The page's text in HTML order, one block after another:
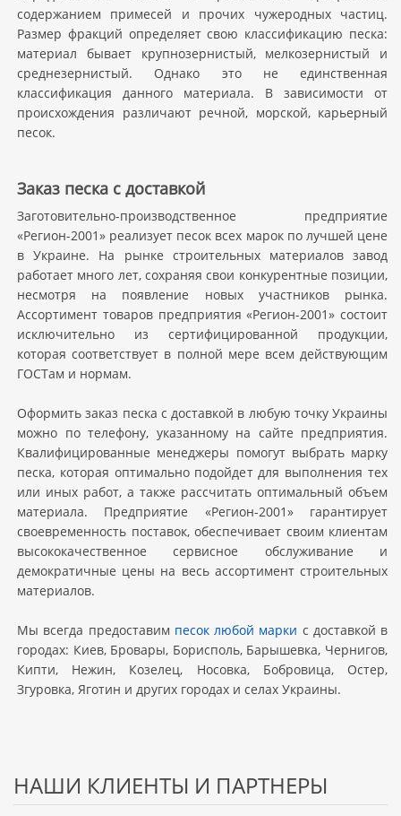
содержанием примесей и прочих чужеродных частиц.
Размер фракций определяет свою классификацию песка:
материал бывает крупнозернистый, мелкозернистый и
среднезернистый. Однако это не единственная
классификация данного материала. В зависимости от
происхождения различают речной, морской, карьерный
песок.
Заказ песка с доставкой
Заготовительно-производственное предприятие
«Регион-2001» реализует песок всех марок по лучшей цене
в Украине. На рынке строительных материалов завод
работает много лет, сохраняя свои конкурентные позиции,
несмотря на появление новых участников рынка.
Ассортимент товаров предприятия «Регион-2001» состоит
исключительно из сертифицированной продукции,
которая соответствует в полной мере всем действующим
ГОСТам и нормам.
Оформить заказ песка с доставкой в любую точку Украины
можно по телефону, указанному на сайте предприятия.
Квалифицированные менеджеры помогут выбрать марку
песка, которая оптимально подойдет для выполнения тех
или иных работ, а также рассчитать оптимальный объем
материала. Предприятие «Регион-2001» гарантирует
своевременность поставок, обеспечивает своим клиентам
высококачественное сервисное обслуживание и
демократичные цены на весь ассортимент строительных
материалов.
Мы всегда предоставим песок любой марки с доставкой в
городах: Киев, Бровары, Борисполь, Барышевка, Чернигов,
Кипти, Нежин, Козелец, Носовка, Бобровица, Остер,
Згуровка, Яготин и других городах и селах Украины.
НАШИ КЛИЕНТЫ И ПАРТНЕРЫ